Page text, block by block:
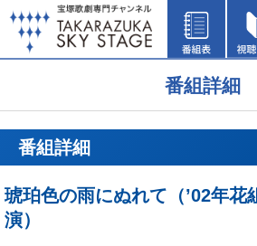
番組詳細
番組詳細
琥珀色の雨にぬれて（’02年花
演）